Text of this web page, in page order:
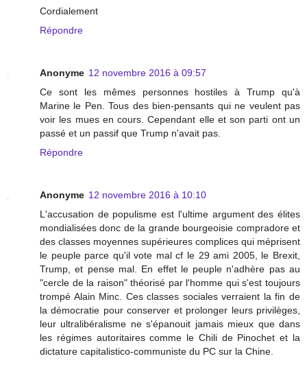
Cordialement
Répondre
Anonyme 12 novembre 2016 à 09:57
Ce sont les mêmes personnes hostiles à Trump qu'à
Marine le Pen. Tous des bien-pensants qui ne veulent pas
voir les mues en cours. Cependant elle et son parti ont un
passé et un passif que Trump n'avait pas.
Répondre
Anonyme 12 novembre 2016 à 10:10
L'accusation de populisme est l'ultime argument des élites
mondialisées donc de la grande bourgeoisie compradore et
des classes moyennes supérieures complices qui méprisent
le peuple parce qu'il vote mal cf le 29 ami 2005, le Brexit,
Trump, et pense mal. En effet le peuple n'adhère pas au
"cercle de la raison" théorisé par l'homme qui s'est toujours
trompé Alain Minc. Ces classes sociales verraient la fin de
la démocratie pour conserver et prolonger leurs privilèges,
leur ultralibéralisme ne s'épanouit jamais mieux que dans
les régimes autoritaires comme le Chili de Pinochet et la
dictature capitalistico-communiste du PC sur la Chine.